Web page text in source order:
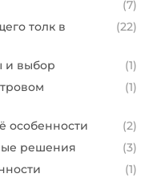
(7)
толк в
(22)
и выбор
(1)
(1)
особенности
(2)
решения
(3)
(1)